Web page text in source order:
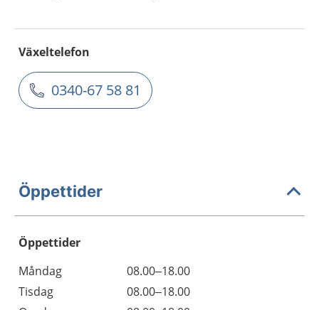
Växeltelefon
0340-67 58 81
Öppettider
Öppettider
Dag
Öppettider
Kommentarer
Måndag
08.00–18.00
Tisdag
08.00–18.00